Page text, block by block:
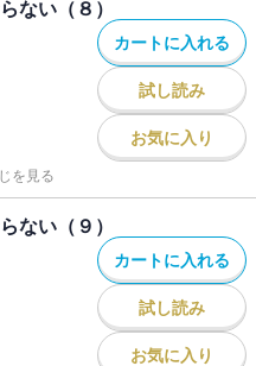
ない（８）
カートに入れる
試し読み
お気に入り
を見る
ない（９）
カートに入れる
試し読み
お気に入り